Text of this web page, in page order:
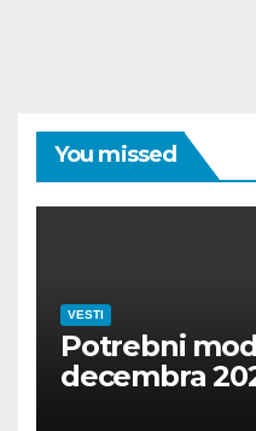
You missed
VESTI
Potrebni
decembra